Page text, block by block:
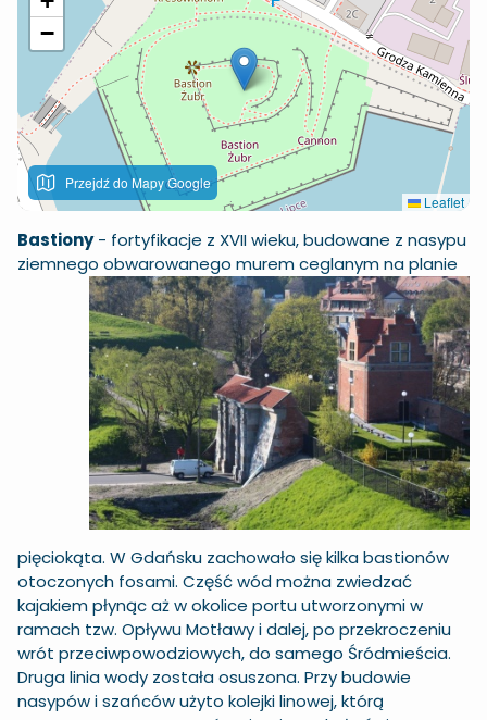
−
Przejdź do Mapy Google
Leaflet
Bastiony- fortyfikacje z XVII wieku, budowane z nasypu
ziemnego obwarowanego muremceglanym na planie
pięciokąta. W Gdańsku zachowało się kilka bastionów
otoczonych fosami. Część wód można zwiedzać
kajakiem płynąc aż w okolice portu utworzonymi w
ramach tzw. Opływu Motławy i dalej, po przekroczeniu
wrót przeciwpowodziowych, do samego Śródmieścia.
Druga linia wody została osuszona. Przy budowie
nasypów i szańców użyto kolejki linowej, którą